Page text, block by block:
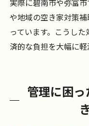
実際に碧南市や弥富
や地域の空き家対策
っています。こうし
済的な負担を大幅に軽
管理に困